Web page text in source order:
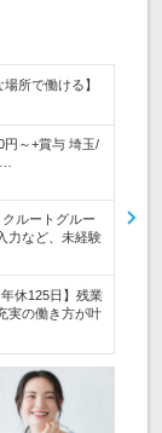
所で働ける】
円～+賞与 埼玉/
ルートグルー
力など、未経験
休125日】残業
実の働き方が叶